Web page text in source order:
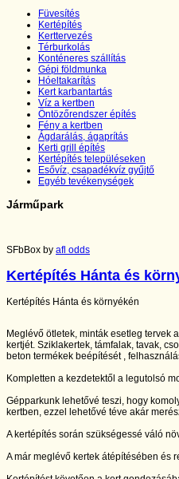
Füvesítés
Kertépítés
Kerttervezés
Térburkolás
Konténeres szállítás
Gépi földmunka
Hóeltakarítás
Kert karbantartás
Víz a kertben
Öntözőrendszer építés
Fény a kertben
Ágdarálás, ágaprítás
Kerti grill építés
Kertépítés településeken
Esővíz, csapadékvíz gyűjtő
Egyéb tevékenységek
Járműpark
SFbBox by afl odds
Kertépítés Hánta és
Kertépítés Hánta és környékén
Meglévő ötletek, minták esetleg tervek
kertjét. Sziklakertek, támfalak, tavak,
beton termékek beépítését ,
Kompletten a kezdetektől a legutolsó
Gépparkunk lehetővé teszi, hogy
kertben, ezzel lehetővé téve akár
A kertépítés során szükségessé váló
A már meglévő kertek átépítésében és